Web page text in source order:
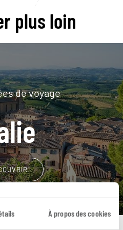
À propos des cookies
plus loin
de voyage